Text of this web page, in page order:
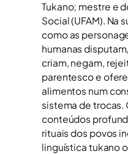
Tukano; mestre e
Social (UFAM). Na
como as
humanas
criam, negam,
parentesco e
alimentos num
sistema de trocas.
conteúdos
rituais dos povos
linguística tukano